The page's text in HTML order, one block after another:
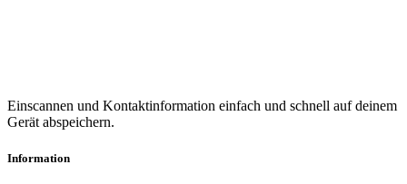
Einscannen und Kontaktinformation einfach und schnell auf deinem
Gerät abspeichern.
Information